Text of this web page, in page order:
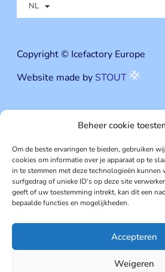
Beheer cookie
Om de beste ervaringen te bieden, gebruiken
cookies om informatie over je apparaat op te
in te stemmen met deze technologieën kunnen
surfgedrag of unieke ID's op deze site
geeft of uw toestemming intrekt, kan dit een
bepaalde functies en mogelijkheden.
Accepteren
Weigeren
NL
Copyright © Icefactory Europe
Website made by STOUT
Icefactory
Lilsedijk 22 -
+32 3 651 44 06
offerte aanvragen